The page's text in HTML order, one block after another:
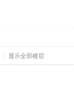
显示全部楼层